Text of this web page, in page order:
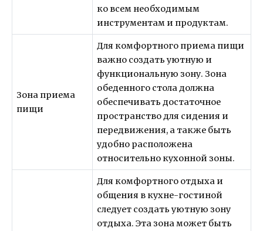
ко всем необходимым
инструментам и продуктам.
Зона приема
пищи
Для комфортного приема пищи
важно создать уютную и
функциональную зону. Зона
обеденного стола должна
обеспечивать достаточное
пространство для сидения и
передвижения, а также быть
удобно расположена
относительно кухонной зоны.
Для комфортного отдыха и
общения в кухне-гостиной
следует создать уютную зону
отдыха. Эта зона может быть